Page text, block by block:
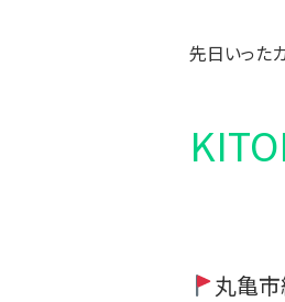
先日いった
丸亀市